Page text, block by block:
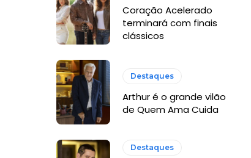
Coração Acelerado
terminará com finais
clássicos
Destaques
Arthur é o grande vilão
de Quem Ama Cuida
Destaques